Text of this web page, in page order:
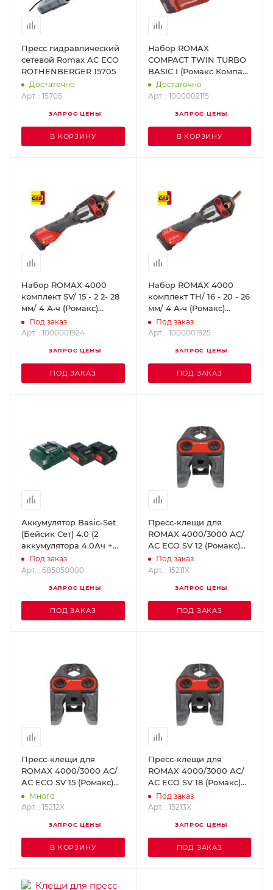
Пресс гидравлический
сетевой Romax AC ECO
ROTHENBERGER 15705
Достаточно
Арт. : 15705
ЗАПРОС ЦЕНЫ
В КОРЗИНУ
Набор ROMAX
COMPACT TWIN TURBO
BASIC I (Ромакс Компакт
Твин Турбо)
ROTHENBERGER
Достаточно
Арт. : 1000002115
ЗАПРОС ЦЕНЫ
В КОРЗИНУ
Набор ROMAX 4000
комплект SV/ 15 - 2 2- 28
мм/ 4 А•ч (Ромакс)
ROTHENBERGER
1000001924
Под заказ
Арт. : 1000001924
ЗАПРОС ЦЕНЫ
ПОД ЗАКАЗ
Набор ROMAX 4000
комплект TH/ 16 - 20 - 26
мм/ 4 А•ч (Ромакс)
ROTHENBERGER
1000001925
Под заказ
Арт. : 1000001925
ЗАПРОС ЦЕНЫ
ПОД ЗАКАЗ
Аккумулятор Basic-Set
(Бейсик Сет) 4.0 (2
аккумулятора 4.0Ач +
ЗУ ASC 30-36)
ROTHENBERGER
Под заказ
Арт. : 685050000
ЗАПРОС ЦЕНЫ
ПОД ЗАКАЗ
Пресс-клещи для
ROMAX 4000/3000 АС/
AC ECO SV 12 (Ромакс)
ROTHENBERGER 15211X
Под заказ
Арт. : 15211X
ЗАПРОС ЦЕНЫ
ПОД ЗАКАЗ
Пресс-клещи для
ROMAX 4000/3000 АС/
AC ECO SV 15 (Ромакс)
ROTHENBERGER 15212X
Много
Арт. : 15212X
ЗАПРОС ЦЕНЫ
В КОРЗИНУ
Пресс-клещи для
ROMAX 4000/3000 АС/
AC ECO SV 18 (Ромакс)
ROTHENBERGER 15213X
Под заказ
Арт. : 15213X
ЗАПРОС ЦЕНЫ
ПОД ЗАКАЗ